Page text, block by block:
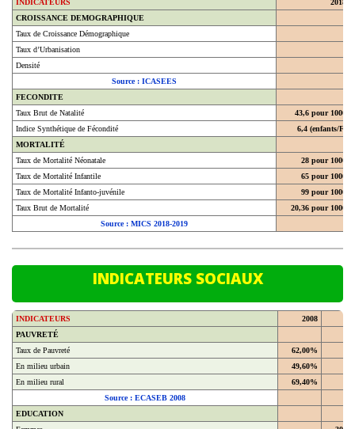
CROISSANCE DEMOGRAPHIQUE
Taux de Croissance Démographique
Taux d’Urbanisation
Densité
Source : ICASEES
FECONDITE
Taux Brut de Natalité
43,6 pour 1000
Indice Synthétique de Fécondité
6,4 (enfants/F)
MORTALITÉ
Taux de Mortalité Néonatale
28 pour 1000
Taux de Mortalité Infantile
65 pour 1000
Taux de Mortalité Infanto-juvénile
99 pour 1000
Taux Brut de Mortalité
20,36 pour 1000
Source : MICS 2018-2019
INDICATEURS SOCIAUX
INDICATEURS 2008
PAUVRETÉ
Taux de Pauvreté
62,00%
En milieu urbain
49,60%
En milieu rural
69,40%
Source : ECASEB 2008
EDUCATION
Femmes